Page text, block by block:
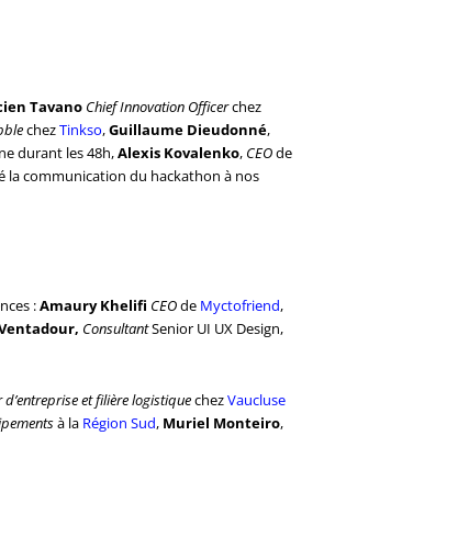
Tavano Chief Innovation Officerchez
chezTinkso,Guillaume Dieudonné,
durant les 48h,Alexis Kovalenko, CEOde
la communication du hackathon à nos
:Amaury Khelifi CEOde Myctofriend,
ConsultantSenior UI UX Design,
et filière logistiquechezVaucluse
à la Région Sud, Muriel Monteiro,